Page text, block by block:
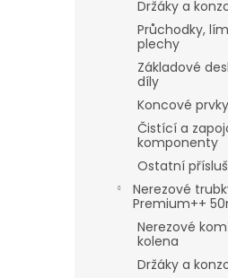
Držáky a
Průchodky,
plechy
Základové
díly
Koncové
Čistící a
komponenty
Ostatní
Nerezové
Premium++
Nerezové
kolena
Držáky a